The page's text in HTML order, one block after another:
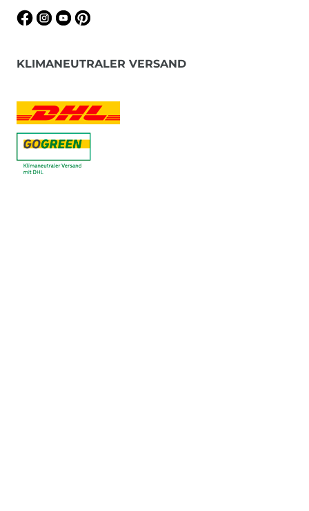
KLIMANEUTRALER VERSAND